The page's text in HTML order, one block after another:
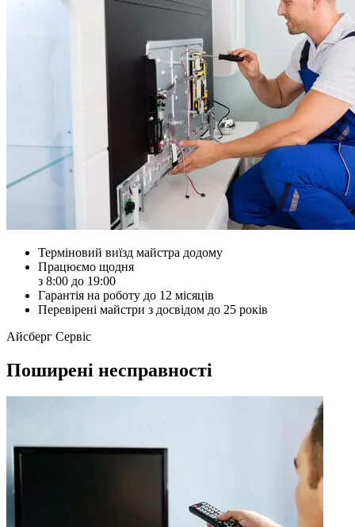
Терміновий виїзд майстра додому
Працюємо щодня
з 8:00 до 19:00
Гарантія на роботу до 12 місяців
Перевірені майстри з досвідом до 25 років
Айсберг Сервіс
Поширені несправності